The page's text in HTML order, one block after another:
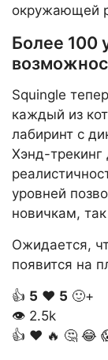
окружающей
Более 100
Squingle
каждый из
лабиринт с
Хэнд-трекинг
уровней
новичкам,
Ожидается,
появится на
👍 5 ❤️ 5 🙂+
👁 2.5k
👍 ❤️ 🔥 🤔 😂